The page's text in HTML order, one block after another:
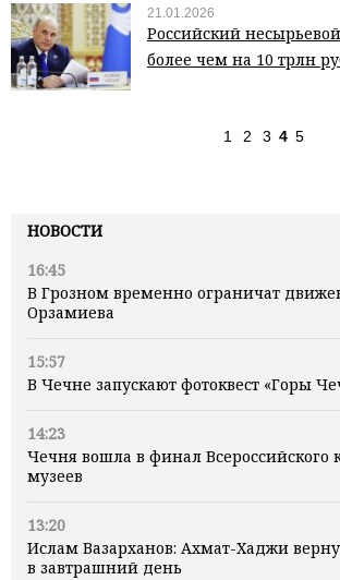
НОВОСТИ
16:45
В Грозном временно ограничат
Орзамиева
15:57
В Чечне запускают фотоквест «Горы
14:23
Чечня вошла в финал Всероссийского
музеев
13:20
Ислам Вазарханов: Ахмат-Хаджи
в завтрашний день
21.01.2026
Российский
более чем на 10 трлн
1 2 3 4 5